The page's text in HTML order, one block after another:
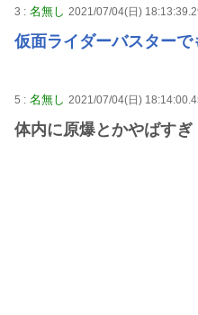
3 : 名無し 2021/07/04(日)
仮面ライダーバスター
5 : 名無し 2021/07/04(日)
体内に原爆とかやばすぎ